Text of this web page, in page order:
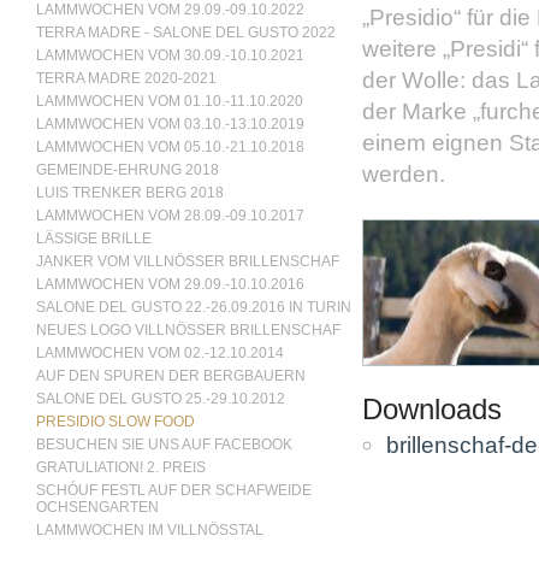
LAMMWOCHEN VOM 29.09.-09.10.2022
TERRA MADRE - SALONE DEL GUSTO 2022
LAMMWOCHEN VOM 30.09.-10.10.2021
TERRA MADRE 2020-2021
LAMMWOCHEN VOM 01.10.-11.10.2020
LAMMWOCHEN VOM 03.10.-13.10.2019
LAMMWOCHEN VOM 05.10.-21.10.2018
GEMEINDE-EHRUNG 2018
LUIS TRENKER BERG 2018
LAMMWOCHEN VOM 28.09.-09.10.2017
LÄSSIGE BRILLE
JANKER VOM VILLNÖSSER BRILLENSCHAF
LAMMWOCHEN VOM 29.09.-10.10.2016
SALONE DEL GUSTO 22.-26.09.2016 IN TURIN
NEUES LOGO VILLNÖSSER BRILLENSCHAF
LAMMWOCHEN VOM 02.-12.10.2014
AUF DEN SPUREN DER BERGBAUERN
SALONE DEL GUSTO 25.-29.10.2012
PRESIDIO SLOW FOOD
BESUCHEN SIE UNS AUF FACEBOOK
GRATULIATION! 2. PREIS
SCHÓUF FESTL AUF DER SCHAFWEIDE
OCHSENGARTEN
LAMMWOCHEN IM VILLNÖSSTAL
„Presidio“ für
weitere
der Wolle: das
der Marke
einem eignen
werden.
Downloads
brillenschaf-